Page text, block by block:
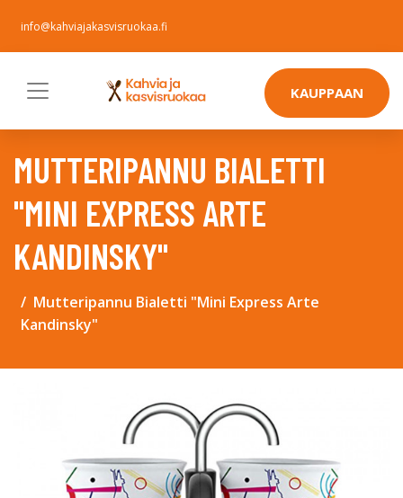
info@kahviajakasvisruokaa.fi
KAUPPAAN
MUTTERIPANNU BIALETTI
"MINI EXPRESS ARTE
KANDINSKY"
Mutteripannu Bialetti "Mini Express Arte
Kandinsky"